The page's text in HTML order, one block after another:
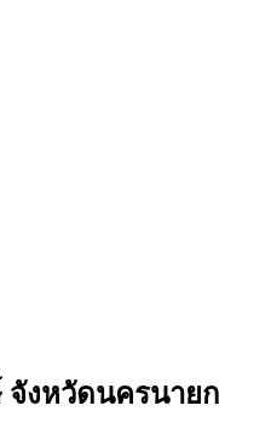
จังหวัดนครนายก